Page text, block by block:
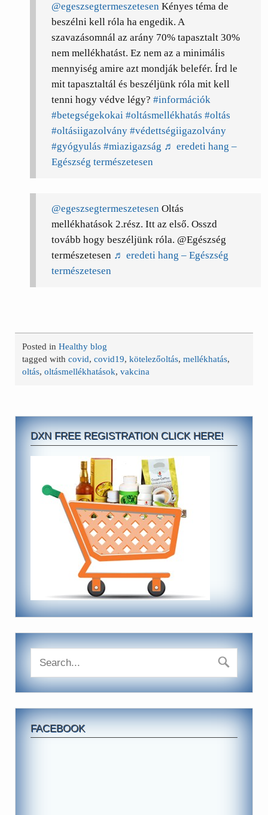
@egeszsegtermeszetesen Kényes téma de
beszélni kell róla ha engedik. A
szavazásomnál az arány 70% tapasztalt 30%
nem mellékhatást. Ez nem az a minimális
mennyiség amire azt mondják belefér. Írd le
mit tapasztaltál és beszéljünk róla mit kell
tenni hogy védve légy? #információk
#betegségekokai #oltásmellékhatás #oltás
#oltásiigazolvány #védettségiigazolvány
#gyógyulás #miazigazság ♬ eredeti hang –
Egészség természetesen
@egeszsegtermeszetesen Oltás
mellékhatások 2.rész. Itt az első. Osszd
tovább hogy beszéljünk róla. @Egészség
természetesen ♬ eredeti hang – Egészség
természetesen
Posted inHealthy blog
tagged withcovid,covid19,kötelezőoltás,mellékhatás,
oltás,oltásmellékhatások,vakcina
DXN FREE REGISTRATION CLICK HERE!
FACEBOOK